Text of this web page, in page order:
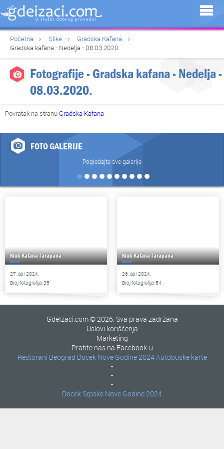
Početna Slike
Gradska Kafana
Gradska kafana - Nedelja - 08.03.2020.
Fotografije - Gradska kafana - Nedelja -
08.03.2020.
Povratak na stranu Gradska Kafana
FOTO GALERIJE
Pogledajte sve galerije
Klub Kafana Tarapana
27. apr 2024.
Broj fotografija: 35
Klub Kafana Tarapana
26. apr 2024.
Broj fotografija: 54
GdeIzaci.com © 2026. Sva prava zadržana
Uslovi korišćenja
Marketing
Pratite nas na Facebook-u
Restorani Beograd
-
Docek Nove Godine 2024
-
Autobuske karte
-
Docek Srpske Nove Godine 2024